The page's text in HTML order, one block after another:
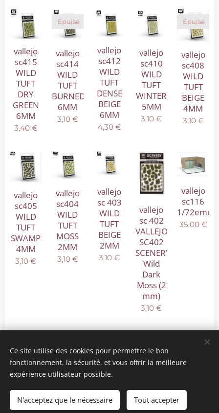
vallejo
sc415
WILD
TUFT
DRY
GREEN
6MM
3,40€
vallejo
sc414
WILD
TUFT
BURNED
6MM
Épuisé
3,10€
vallejo
sc412
WILD
TUFT
DENSE
BEIGE
6MM
4,30€
vallejo
sc410
WILD
TUFT
WINTER
5MM
3,10 €
vallejo
sc408
WILD
TUFT
BEIGE
4MM
Épuisé
3,10€
vallejo
sc405
WILD
TUFT
SWAMP
4MM
3,10 €
vallejo
sc404
WILD
TUFT
MOSS
2MM
3,10€
vallejo
sc 403
WILD
TUFT
BEIGE
2MM
3,10 €
vallejo
sc 402
VALLEJO
SC402
SCENERY
Wild
Dark
Moss (2
mm)
3,10 €
vallejo
sc116
1/72eme
35,00€
mini model rails
Cookies
Ce site utilise des cookies pour permettre le bon
fonctionnement, la sécurité, et vous offrir la meilleure
expérience utilisateur possible.
N'acceptez que le nécessaire Tout accepter